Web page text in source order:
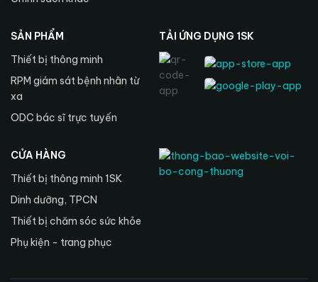
SẢN PHẨM
Thiết bị thông minh
RPM giám sát bệnh nhân từ
xa
ODC bác sĩ trực tuyến
TẢI ỨNG DỤNG 1SK
CỬA HÀNG
Thiết bị thông minh 1SK
Dinh dưỡng, TPCN
Thiết bị chăm sóc sức khỏe
Phụ kiện - trang phục